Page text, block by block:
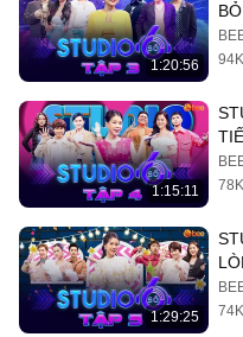
1:20:56
1:15:11
1:29:25